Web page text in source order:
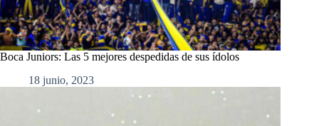
Boca Juniors: Las 5 mejores despedidas de sus ídolos
18 junio, 2023